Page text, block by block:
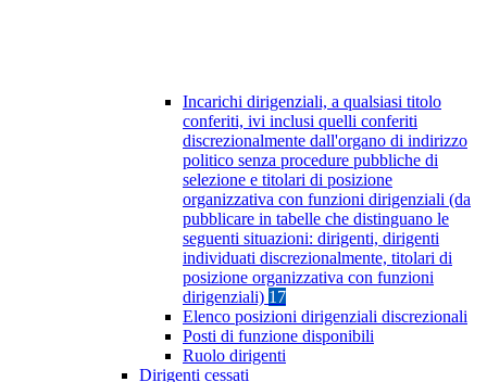
Incarichi dirigenziali, a qualsiasi titolo
conferiti, ivi inclusi quelli conferiti
discrezionalmente dall'organo di indirizzo
politico senza procedure pubbliche di
selezione e titolari di posizione
organizzativa con funzioni dirigenziali (da
pubblicare in tabelle che distinguano le
seguenti situazioni: dirigenti, dirigenti
individuati discrezionalmente, titolari di
posizione organizzativa con funzioni
dirigenziali) 17
Elenco posizioni dirigenziali discrezionali
Posti di funzione disponibili
Ruolo dirigenti
Dirigenti cessati